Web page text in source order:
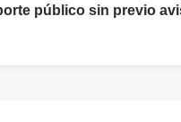
público sin previo